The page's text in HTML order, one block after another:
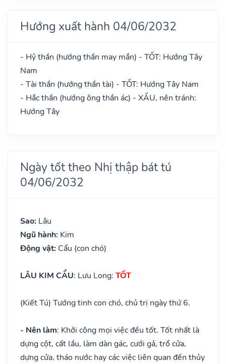
Hướng xuất hành 04/06/2032
- Hỷ thần (hướng thần may mắn) - TỐT: Hướng Tây
Nam
- Tài thần (hướng thần tài) - TỐT: Hướng Tây Nam
- Hắc thần (hướng ông thần ác) - XẤU, nên tránh:
Hướng Tây
Ngày tốt theo Nhị thập bát tú
04/06/2032
Sao: Lâu
Ngũ hành: Kim
Động vật: Cẩu (con chó)
LÂU KIM CẨU: Lưu Long: TỐT
(Kiết Tú) Tướng tinh con chó, chủ trị ngày thứ 6.
- Nên làm: Khởi công mọi việc đều tốt. Tốt nhất là
dựng cột, cất lầu, làm dàn gác, cưới gả, trổ cửa,
dựng cửa, tháo nước hay các việc liên quan đến thủy